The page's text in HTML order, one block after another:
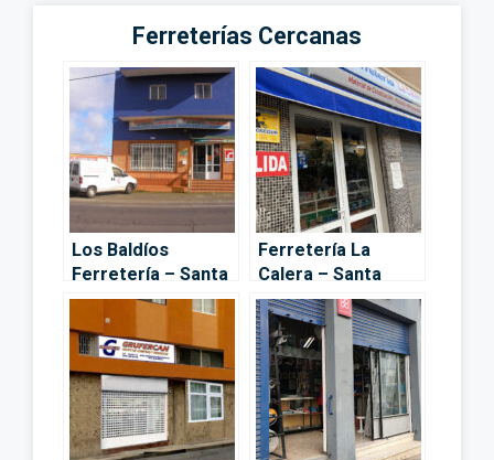
Ferreterías Cercanas
Los Baldíos
Ferretería – Santa
Cruz de Tenerife
Ferretería La
Calera – Santa
Cruz de Tenerife